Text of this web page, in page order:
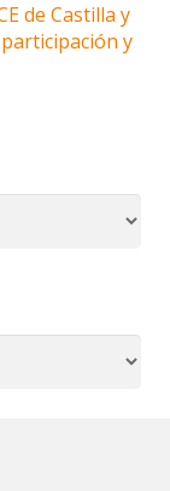
de Castilla y
y